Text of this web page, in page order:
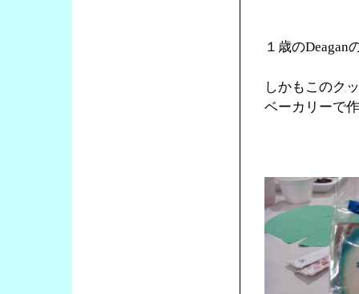
１歳のDeagan
しかもこのク
ベーカリーで